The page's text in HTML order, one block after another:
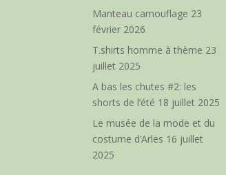
Manteau camouflage 23
février 2026
T.shirts homme à thème 23
juillet 2025
A bas les chutes #2: les
shorts de l’été 18 juillet 2025
Le musée de la mode et du
costume d’Arles 16 juillet
2025